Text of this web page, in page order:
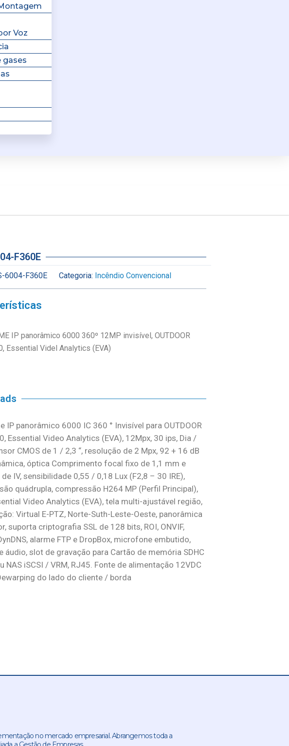
Voz
gases
F360E
6004-F360E Categoria: Incêndio Convencional
IP panorâmico 6000 360º 12MP invisível, OUTDOOR
Essential Videl Analytics (EVA)
IP panorâmico 6000 IC 360 ° Invisível para OUTDOOR
Essential Video Analytics (EVA), 12Mpx, 30 ips, Dia /
CMOS de 1 / 2,3 “, resolução de 2 Mpx, 92 + 16 dB
óptica Comprimento focal fixo de 1,1 mm e
IV, sensibilidade 0,55 / 0,18 Lux (F2,8 – 30 IRE),
quádrupla, compressão H264 MP (Perfil Principal),
Video Analytics (EVA), tela multi-ajustável região,
Virtual E-PTZ, Norte-Suth-Leste-Oeste, panorâmica
suporta criptografia SSL de 128 bits, ROI, ONVIF,
alarme FTP e DropBox, microfone embutido,
áudio, slot de gravação para Cartão de memória SDHC
NAS iSCSI / VRM, RJ45. Fonte de alimentação 12VDC
do lado do cliente / borda
no mercado empresarial. Abrangemos toda a